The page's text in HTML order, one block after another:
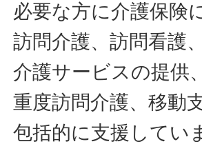
必要な方に介護保険
訪問介護、訪問看護
介護サービスの提供
重度訪問介護、移動
包括的に支援してい